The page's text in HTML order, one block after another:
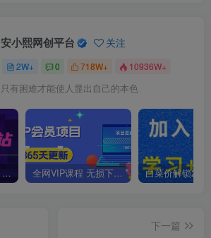
安小熙网创平台 关注
2W+ 0 718W+ 10936W+
只有困难才能使人显出自己的本色
你还在到处找项目？还在当韭菜？我靠卖项目一个月收入5万+，曾经我也是个失败者。 全网VIP课程 无损下载~
下一篇